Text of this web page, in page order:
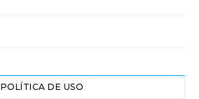
POLÍTICA DE USO